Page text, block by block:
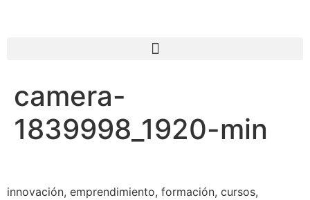
camera-
1839998_1920-min
innovación, emprendimiento, formación, cursos,